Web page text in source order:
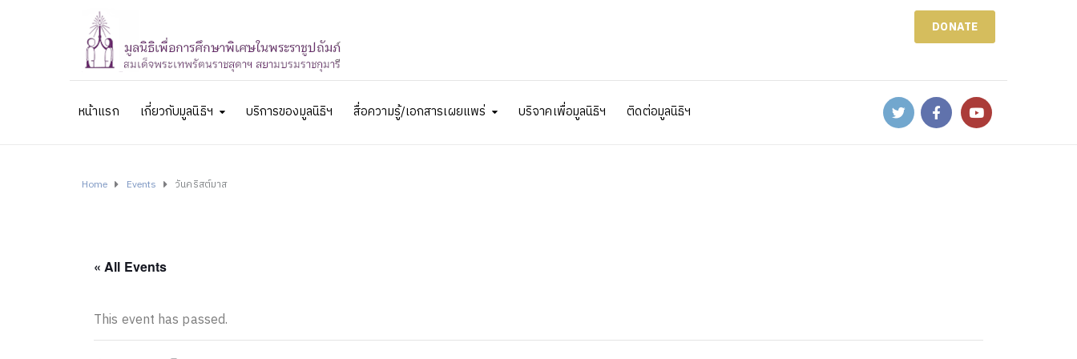
DONATE
หน้าแรก เกี่ยวกับมูลนิธิฯ บริการของมูลนิธิฯ สื่อความรู้/เอกสารเผยแพร่ บริจาคเพื่อมูลนิธิฯ ติดต่อมูลนิธิฯ
Home Events วันคริสต์มาส
« All Events
This event has passed.